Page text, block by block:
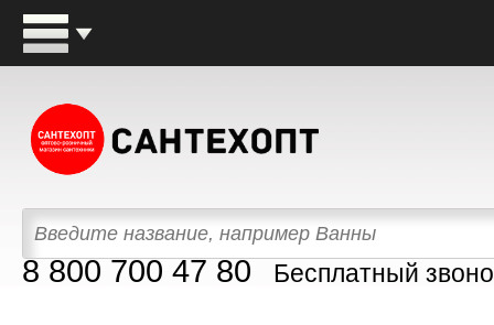
8 800 700 47 80 Бесплатный